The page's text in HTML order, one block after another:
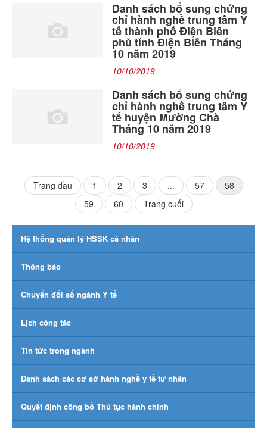
Danh sách bổ sung chứng
chỉ hành nghề trung tâm Y
tế thành phố Điện Biên
phủ tỉnh Điện Biên Tháng
10 năm 2019
10/10/2019
Danh sách bổ sung chứng
chỉ hành nghề trung tâm Y
tế huyện Mường Chà
Tháng 10 năm 2019
10/10/2019
Trang đầuFirst 1 2 3 ... 57
58
59
60 Trang cuốiLast
Hệ thống quản lý HSSK cá nhân
Thông báo
Chuyển đổi số ngành Y tế
Lịch công tác
Tin tức trong ngành
Danh sách các cơ sở hành nghề y tế tư nhân
Quyết định công bố Thủ tục hành chính